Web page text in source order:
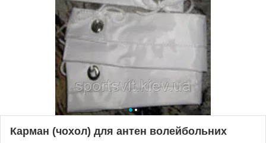
Карман (чохол) для антен волейбольних